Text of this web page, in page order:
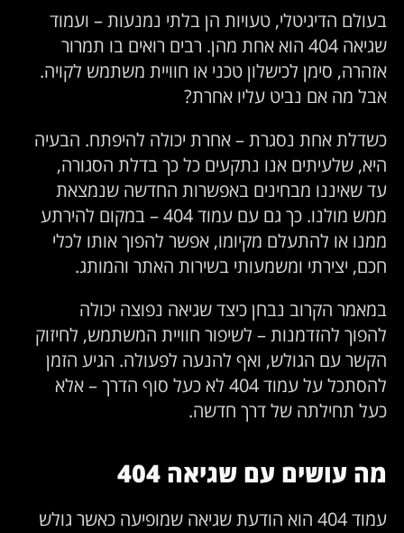
בעולם הדיגיטלי, טעויות הן בלתי נמנעות – ועמוד
שגיאה 404 הוא אחת מהן. רבים רואים בו תמרור
אזהרה, סימן לכישלון טכני או חוויית משתמש לקויה.
אבל מה אם נביט עליו אחרת?
כשדלת אחת נסגרת – אחרת יכולה להיפתח. הבעיה
היא, שלעיתים אנו נתקעים כל כך בדלת הסגורה,
עד שאיננו מבחינים באפשרות החדשה שנמצאת
ממש מולנו. כך גם עם עמוד 404 – במקום להירתע
ממנו או להתעלם מקיומו, אפשר להפוך אותו לכלי
חכם, יצירתי ומשמעותי בשירות האתר והמותג.
במאמר הקרוב נבחן כיצד שגיאה נפוצה יכולה
להפוך להזדמנות – לשיפור חוויית המשתמש, לחיזוק
הקשר עם הגולש, ואף להנעה לפעולה. הגיע הזמן
להסתכל על עמוד 404 לא כעל סוף הדרך – אלא
כעל תחילתה של דרך חדשה.
מה עושים עם שגיאה 404
עמוד 404 הוא הודעת שגיאה שמופיעה כאשר גולש